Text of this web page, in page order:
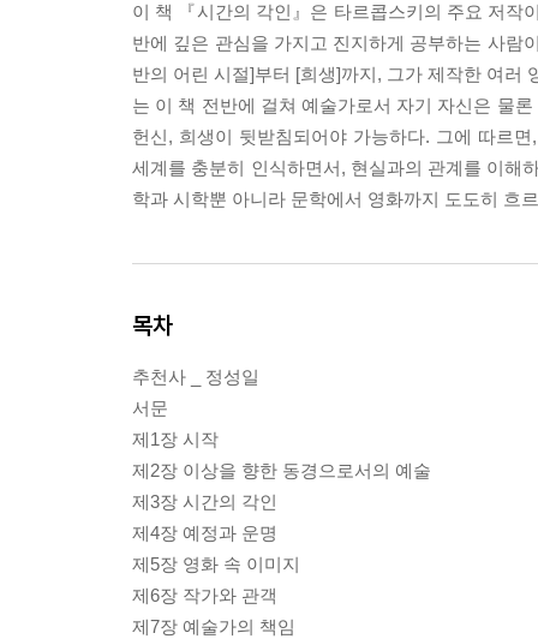
이 책 『시간의 각인』은 타르콥스키의 주요 저작
반에 깊은 관심을 가지고 진지하게 공부하는 사람
반의 어린 시절]부터 [희생]까지, 그가 제작한 여러
는 이 책 전반에 걸쳐 예술가로서 자기 자신은 물
헌신, 희생이 뒷받침되어야 가능하다. 그에 따르
세계를 충분히 인식하면서, 현실과의 관계를 이해
학과 시학뿐 아니라 문학에서 영화까지 도도히 흐
목차
추천사 _ 정성일
서문
제1장 시작
제2장 이상을 향한 동경으로서의 예술
제3장 시간의 각인
제4장 예정과 운명
제5장 영화 속 이미지
제6장 작가와 관객
제7장 예술가의 책임